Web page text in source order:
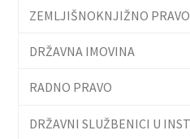
ZEMLJIŠNOKNJIŽNO PRAVO
DRŽAVNA IMOVINA
RADNO PRAVO
DRŽAVNI SLUŽBENICI U